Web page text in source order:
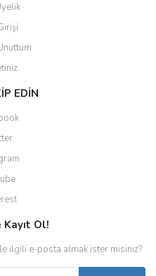
EDİN
Ol!
ilgili e-posta almak ister misiniz?